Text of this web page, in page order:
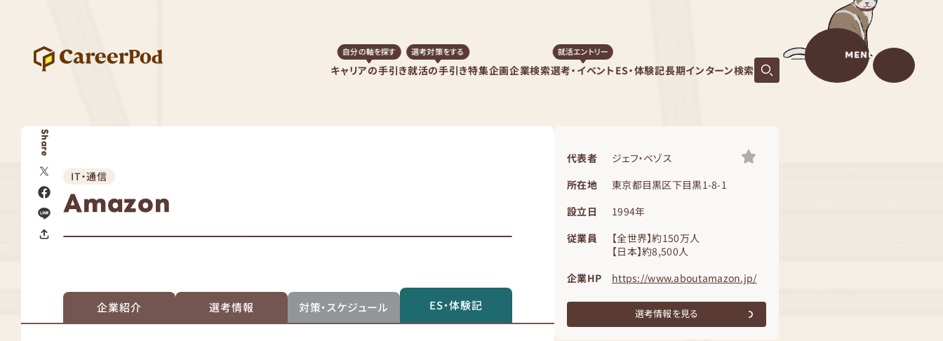
キャリアの手引き
自分の軸を探す
就活の手引き
選考対策をする
特集企画企業検索選考・イベント
就活エントリー
ES・体験記長期インターン検索
MENU
Share
IT・通信
Amazon
企業紹介 選考情報 対策・スケジュール ES・体験記
代表者
ジェフ・ベゾス
所在地
東京都目黒区下目黒1-8-1
設立日
1994年
従業員
【全世界】約150万人
【日本】約8,500人
企業HP
https://www.aboutamazon.jp/
選考情報を見る